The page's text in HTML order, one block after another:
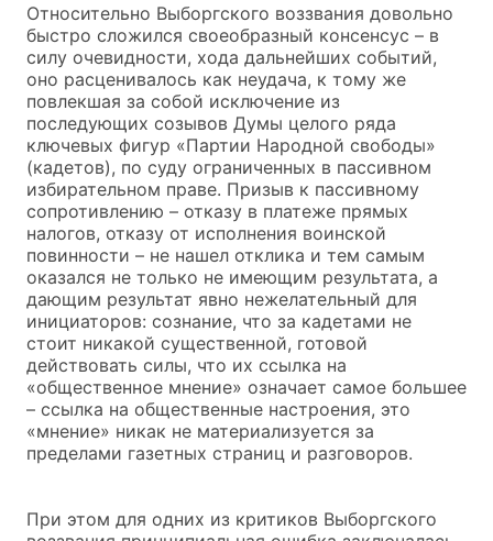
Относительно Выборгского воззвания довольно
быстро сложился своеобразный консенсус – в
силу очевидности, хода дальнейших событий,
оно расценивалось как неудача, к тому же
повлекшая за собой исключение из
последующих созывов Думы целого ряда
ключевых фигур «Партии Народной свободы»
(кадетов), по суду ограниченных в пассивном
избирательном праве. Призыв к пассивному
сопротивлению – отказу в платеже прямых
налогов, отказу от исполнения воинской
повинности – не нашел отклика и тем самым
оказался не только не имеющим результата, а
дающим результат явно нежелательный для
инициаторов: сознание, что за кадетами не
стоит никакой существенной, готовой
действовать силы, что их ссылка на
«общественное мнение» означает самое большее
– ссылка на общественные настроения, это
«мнение» никак не материализуется за
пределами газетных страниц и разговоров.
При этом для одних из критиков Выборгского